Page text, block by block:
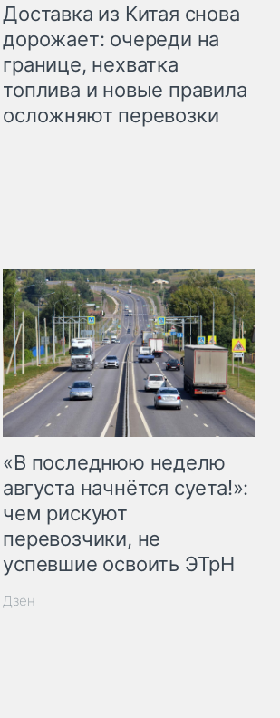
Доставка из Китая снова
дорожает: очереди на
границе, нехватка
топлива и новые правила
осложняют перевозки
«В последнюю неделю
августа начнётся суета!»:
чем рискуют
перевозчики, не
успевшие освоить ЭТрН
Дзен